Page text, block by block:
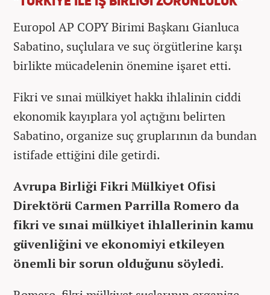
Europol AP COPY Birimi Başkanı Gianluca
Sabatino, suçlulara ve suç örgütlerine karşı
birlikte mücadelenin önemine işaret etti.
Fikri ve sınai mülkiyet hakkı ihlalinin ciddi
ekonomik kayıplara yol açtığını belirten
Sabatino, organize suç gruplarının da bundan
istifade ettiğini dile getirdi.
Avrupa Birliği Fikri Mülkiyet Ofisi
Direktörü Carmen Parrilla Romero da
fikri ve sınai mülkiyet ihlallerinin kamu
güvenliğini ve ekonomiyi etkileyen
önemli bir sorun olduğunu söyledi.